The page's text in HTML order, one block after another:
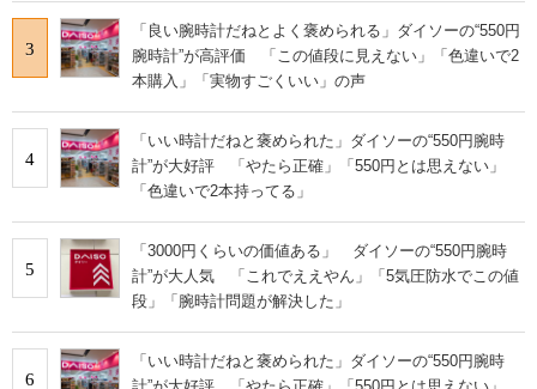
3
「良い腕時計だねとよく褒められる」ダイソーの“550円
腕時計”が高評価 「この値段に見えない」「色違いで2
本購入」「実物すごくいい」の声
4
「いい時計だねと褒められた」ダイソーの“550円腕時
計”が大好評 「やたら正確」「550円とは思えない」
「色違いで2本持ってる」
5
「3000円くらいの価値ある」 ダイソーの“550円腕時
計”が大人気 「これでええやん」「5気圧防水でこの値
段」「腕時計問題が解決した」
6
「いい時計だねと褒められた」ダイソーの“550円腕時